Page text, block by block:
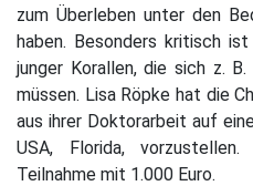
zum Überleben unter den
haben. Besonders kritisch
junger Korallen, die sich z.
müssen. Lisa Röpke hat die
aus ihrer Doktorarbeit auf
USA, Florida,
Teilnahme mit 1.000 Euro.